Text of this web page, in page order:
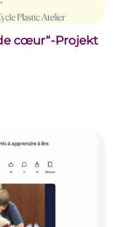
cœur“-Projekt